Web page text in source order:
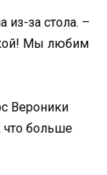
из-за стола. –
Мы любим
Вероники
что больше